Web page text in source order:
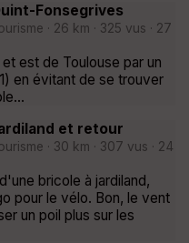
Fonsegrives
· 26 km · 325 vus · 27
est de Toulouse par un
en évitant de se trouver
et retour
· 30 km · 307 vus · 24
bricole à jardiland,
pour le vélo. Bon, le vent
un poil plus sur les